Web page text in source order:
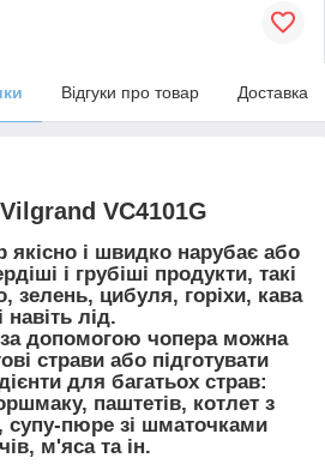
Відгуки про товар Доставка
VC4101G
якісно і швидко нарубає або
і грубіші продукти, такі
зелень, цибуля, горіхи, кава
і навіть лід.
за допомогою чопера можна
страви або підготувати
для багатьох страв:
паштетів, котлет з
супу-пюре зі шматочками
м'яса та ін.